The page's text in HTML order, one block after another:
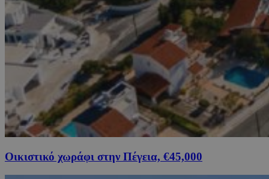
Οικιστικό χωράφι στην Πέγεια, €45,000